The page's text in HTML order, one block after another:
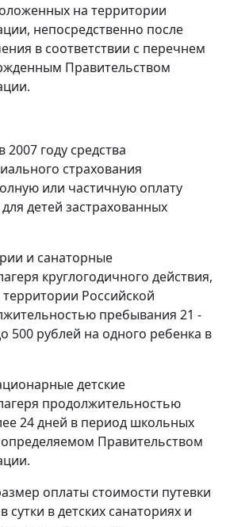
на территории
непосредственно после
в соответствии с перечнем
Правительством
2007 году средства
страхования
или частичную оплату
детей застрахованных
и санаторные
круглогодичного действия,
Российской
пребывания 21 -
500 рублей на одного ребенка в
детские
продолжительностью
24 дней в период школьных
определяемом Правительством
оплаты стоимости путевки
сутки в детских санаториях и